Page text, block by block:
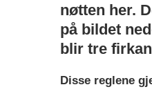
nøtten her.
på bildet
blir tre
Disse reglene